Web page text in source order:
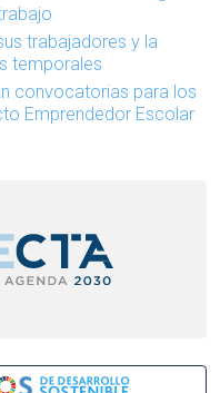
trabajadores y la
temporales
convocatorias para los
Emprendedor Escolar